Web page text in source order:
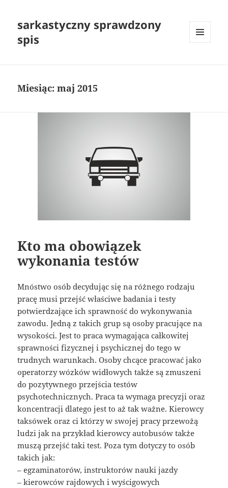
sarkastyczny sprawdzony
spis
Miesiąc:maj 2015
Kto ma obowiązek
wykonania testów
Mnóstwo osób decydując się na różnego rodzaju
pracę musi przejść właściwe badania i testy
potwierdzające ich sprawność do wykonywania
zawodu. Jedną z takich grup są osoby pracujące na
wysokości. Jest to praca wymagająca całkowitej
sprawności fizycznej i psychicznej do tego w
trudnych warunkach. Osoby chcące pracować jako
operatorzy wózków widłowych także są zmuszeni
do pozytywnego przejścia testów
psychotechnicznych. Praca ta wymaga precyzji oraz
koncentracji dlatego jest to aż tak ważne. Kierowcy
taksówek oraz ci którzy w swojej pracy przewożą
ludzi jak na przykład kierowcy autobusów także
muszą przejść taki test. Poza tym dotyczy to osób
takich jak:
– egzaminatorów, instruktorów nauki jazdy
– kierowców rajdowych i wyścigowych